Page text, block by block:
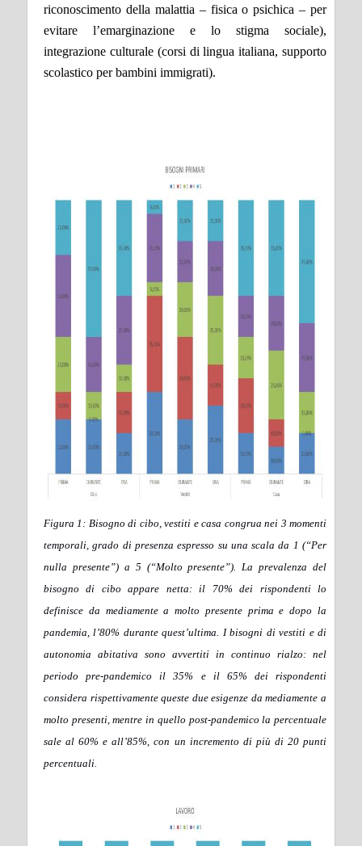
riconoscimento della malattia – fisica o psichica – per
evitare l’emarginazione e lo stigma sociale),
integrazione culturale (corsi di lingua italiana, supporto
scolastico per bambini immigrati).
Figura 1: Bisogno di cibo, vestiti e casa congrua nei 3 momenti
temporali, grado di presenza espresso su una scala da 1 (“Per
nulla presente”) a 5 (“Molto presente”). La prevalenza del
bisogno di cibo appare netta: il 70% dei rispondenti lo
definisce da mediamente a molto presente prima e dopo la
pandemia, l’80% durante quest’ultima. I bisogni di vestiti e di
autonomia abitativa sono avvertiti in continuo rialzo: nel
periodo pre-pandemico il 35% e il 65% dei rispondenti
considera rispettivamente queste due esigenze da mediamente a
molto presenti, mentre in quello post-pandemico la percentuale
sale al 60% e all’85%, con un incremento di più di 20 punti
percentuali.